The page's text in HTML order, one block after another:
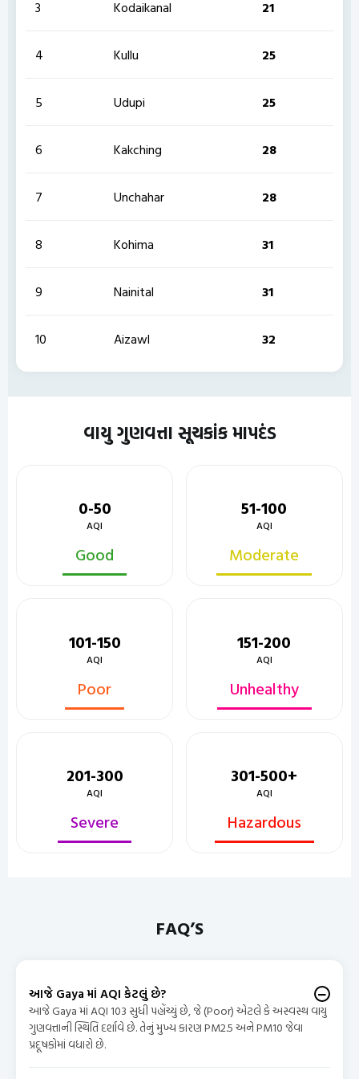
3 Kodaikanal 21
4 Kullu 25
5 Udupi 25
6 Kakching 28
7 Unchahar 28
8 Kohima 31
9 Nainital 31
10 Aizawl 32
વાયુ ગુણવત્તા સૂચકાંક માપદંડ
0-50
AQI
Good
51-100
AQI
Moderate
101-150
AQI
Poor
151-200
AQI
Unhealthy
201-300
AQI
Severe
301-500+
AQI
Hazardous
FAQ’S
આજે Gaya માં AQI કેટલું છે?
આજે Gaya માં AQI 103 સુધી પહોંચ્યું છે, જે (Poor) એટલે કે અસ્વસ્થ વાયુ
ગુણવત્તાની સ્થિતિ દર્શાવે છે. તેનું મુખ્ય કારણ PM2.5 અને PM10 જેવા
પ્રદૂષકોમાં વધારો છે.